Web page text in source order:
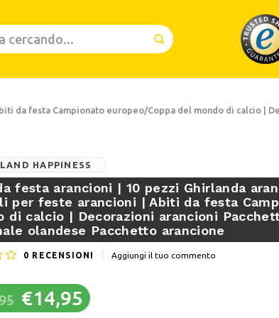
da festa Campionato europeo/Coppa del mondo di calcio |
HAPPINESS
festa arancioni | 10 pezzi Ghirlanda
per feste arancioni | Abiti da festa
di calcio | Decorazioni arancioni
olandese Pacchetto arancione
0 RECENSIONI Aggiungi il tuo commento
€14,95